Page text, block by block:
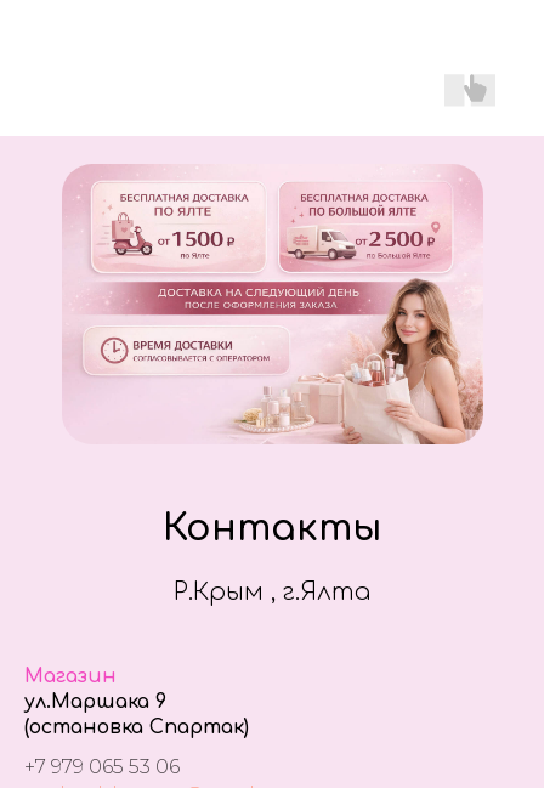
Контакты
Р.Крым , г.Ялта
Магазин
ул.Маршака 9
(остановка Спартак)
+7 979 065 53 06